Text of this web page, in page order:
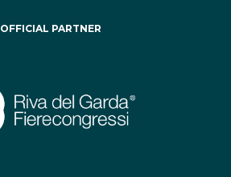
OFFICIAL PARTNER